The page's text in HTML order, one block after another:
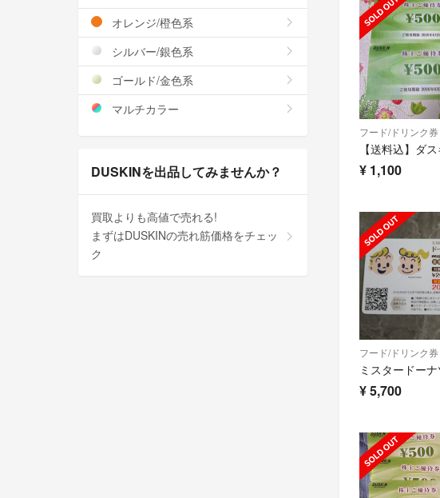
フード/ドリンク券
¥ 1,100
フード/ドリンク券
¥5,700
オレンジ/橙色系
シルバー/銀色系
ゴールド/金色系
マルチカラー
DUSKINを出品してみませんか？
買取よりも高値で売れる!
まずはDUSKINの売れ筋価格をチェッ
ク